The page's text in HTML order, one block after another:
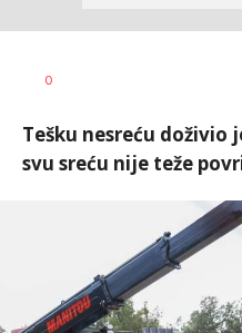
AUTOR
0
Tešku nesreću doživio
svu sreću nije teže